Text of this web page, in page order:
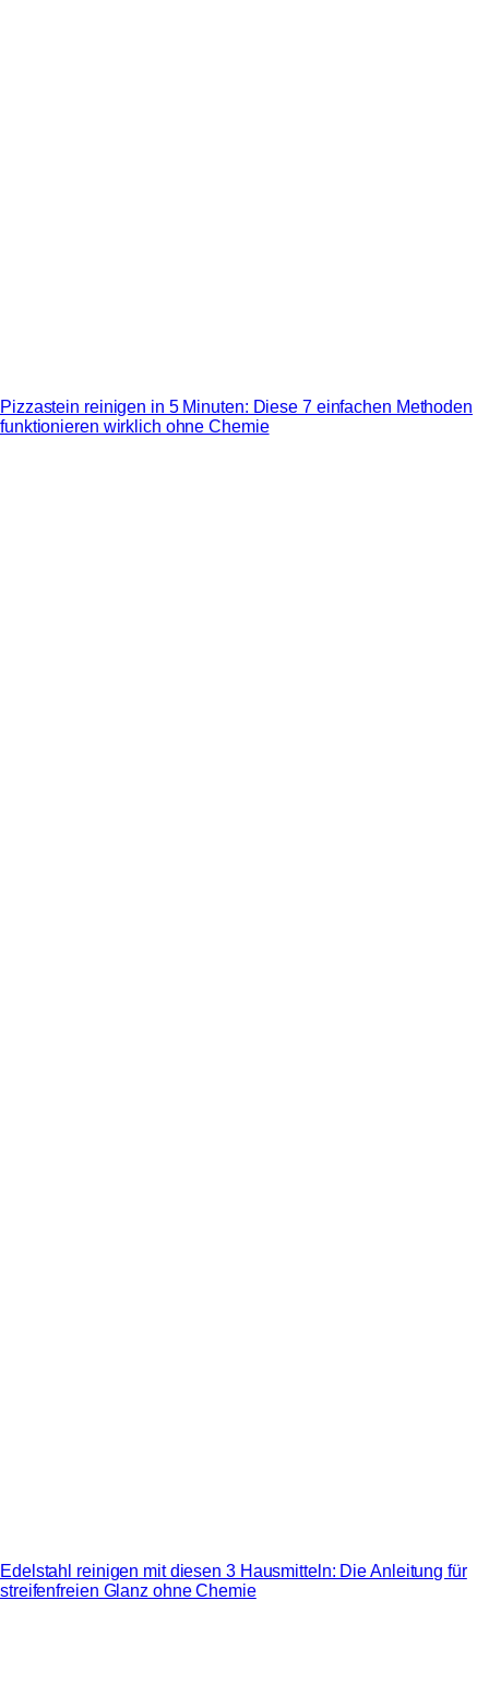
Pizzastein reinigen in 5 Minuten: Diese 7 einfachen Methoden
funktionieren wirklich ohne Chemie
Edelstahl reinigen mit diesen 3 Hausmitteln: Die Anleitung für
streifenfreien Glanz ohne Chemie